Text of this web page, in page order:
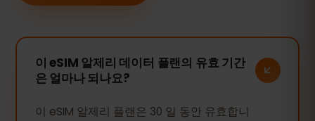
이 eSIM 알제리 데이터 플랜의 유효 기간
은 얼마나 되나요?
이 eSIM 알제리 플랜은 30 일 동안 유효합니